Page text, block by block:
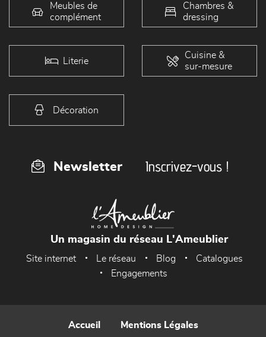
Meubles de
complément
Chambres &
dressing
Literie
Cuisine &
sur-mesure
Décoration
Newsletter Inscrivez-vous !
Un magasin du réseau L'Ameublier
Site internet Le réseau Blog
Catalogues
Engagements
Accueil Mentions Légales